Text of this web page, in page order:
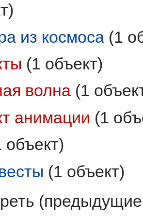
из космоса (1
‏‎ (1 объект)
волна (1
анимации (1
объект)
‏‎ (1 объект)